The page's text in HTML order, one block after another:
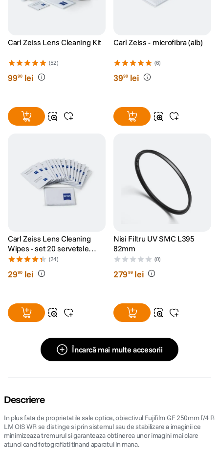
Carl Zeiss Lens Cleaning Kit
(52)
9990 lei
Carl Zeiss - microfibra (alb)
(6)
3990 lei
Carl Zeiss Lens Cleaning
Wipes - set 20 servetele
umede
(24)
2990 lei
Nisi Filtru UV SMC L395
82mm
(0)
27999 lei
Încarcă mai multe accesorii
Descriere
In plus fata de proprietatile sale optice, obiectivul Fujifilm GF 250mm f/4 R
LM OIS WR se distinge si prin sistemul sau de stabilizare a imaginii ce
minimizeaza tremurul si garanteaza obtinerea unor imagini mai clare
atunci cand fotografiati tinand aparatul in mana.